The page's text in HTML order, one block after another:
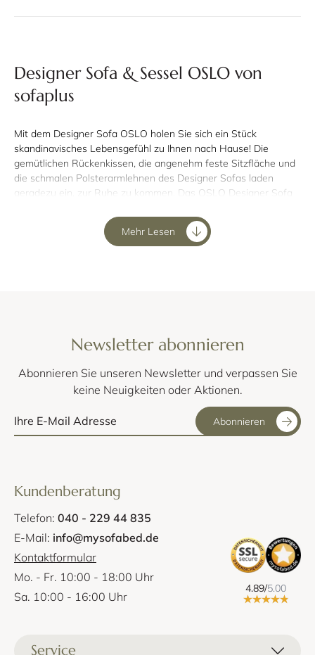
Designer Sofa & Sessel OSLO von
sofaplus
Mit dem Designer Sofa OSLO holen Sie sich ein Stück
skandinavisches Lebensgefühl zu Ihnen nach Hause! Die
gemütlichen Rückenkissen, die angenehm feste Sitzfläche und
die schmalen Polsterarmlehnen des Designer Sofas laden
geradezu ein, zur Ruhe zu kommen. Das OSLO Designer Sofa
Sitzer oder 3-Sitzer Designer Sofa oder sogar als Designer
Das Designer Sofa OSLO ist in vielen verschiedenen Stoffen
und Ledervarianten erhältlich. Suchen Sie sich aus der Auswahl
des dänischen Herstellers Ihren Lieblingsstoff aus, um das
Designer Sofa passend zu Ihrer Wohnlandschaft zu
konfigurieren. Die dunklen Holzfüße sind aus Eichenholz
gefertigt und machen das elegante, skandinavische Design der
Designer Couch perfekt.
Mehr Lesen
Newsletter abonnieren
Abonnieren Sie unseren Newsletter und verpassen Sie
keine Neuigkeiten oder Aktionen.
Abonnieren
Kundenberatung
Telefon: 040 - 229 44 835
E-Mail: info@mysofabed.de
Kontaktformular
Mo. - Fr. 10:00 - 18:00 Uhr
Sa. 10:00 - 16:00 Uhr
4.89/5.00
Service